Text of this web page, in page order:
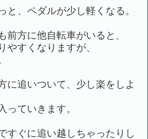
と、ペダルが少し軽くなる。
前方に他自転車がいると、
やすくなりますが、
に追いついて、少し楽をしよ
っていきます。
すぐに追い越しちゃったりし